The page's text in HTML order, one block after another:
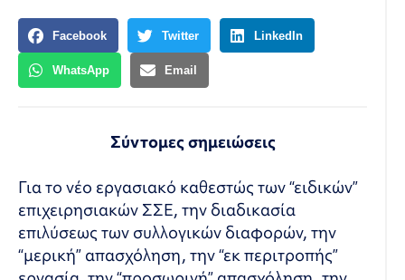
Facebook Twitter LinkedIn
WhatsApp Email
Σύντομες σημειώσεις
Για το νέο εργασιακό καθεστώς των “ειδικών”
επιχειρησιακών ΣΣΕ, την διαδικασία
επιλύσεως των συλλογικών διαφορών, την
“μερική” απασχόληση, την “εκ περιτροπής”